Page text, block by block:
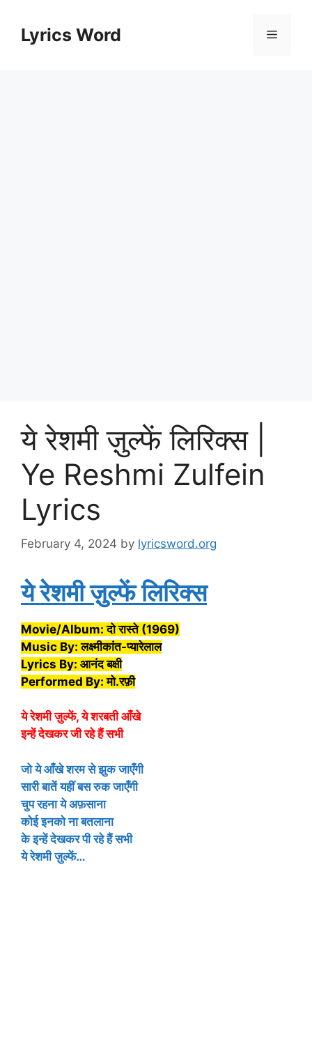
contentLyrics Word Menu
ये रेशमी ज़ुल्फें लिरिक्स |
Ye Reshmi Zulfein
Lyrics
February 4, 2024 by lyricsword.org
ये रेशमी ज़ुल्फें लिरिक्स
Movie/Album: दो रास्ते (1969)
Music By: लक्ष्मीकांत-प्यारेलाल
Lyrics By: आनंद बक्षी
Performed By: मो.रफ़ी
ये रेशमी ज़ुल्फें, ये शरबती आँखे
इन्हें देखकर जी रहे हैं सभी
जो ये आँखे शरम से झुक जाएँगी
सारी बातें यहीं बस रुक जाएँगी
चुप रहना ये अफ़साना
कोई इनको ना बतलाना
के इन्हें देखकर पी रहे हैं सभी
ये रेशमी ज़ुल्फें…